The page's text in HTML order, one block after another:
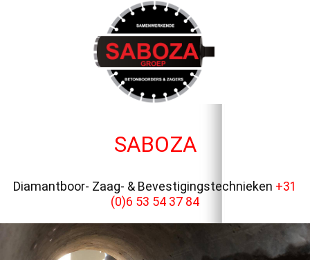
SABOZA
Diamantboor- Zaag- & Bevestigingstechnieken +31
(0)6 53 54 37 84